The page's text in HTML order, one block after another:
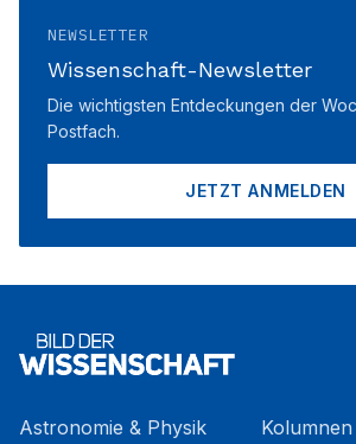
NEWSLETTER
Wissenschaft-Newsletter
Die wichtigsten Entdeckungen der
Postfach.
JETZT ANMELDEN
Astronomie & Physik
Kolumnen